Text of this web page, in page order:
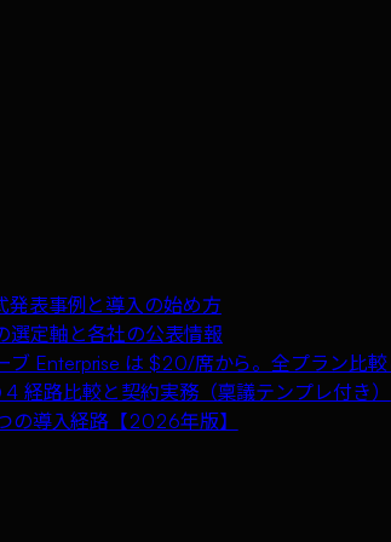
表事例と導入の始め方
定軸と各社の公表情報
Enterprise は $20/席から。全プラン比
路比較と契約実務（稟議テンプレ付き）
導入経路【2026年版】